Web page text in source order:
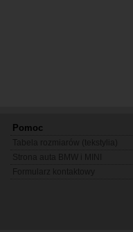
Pomoc